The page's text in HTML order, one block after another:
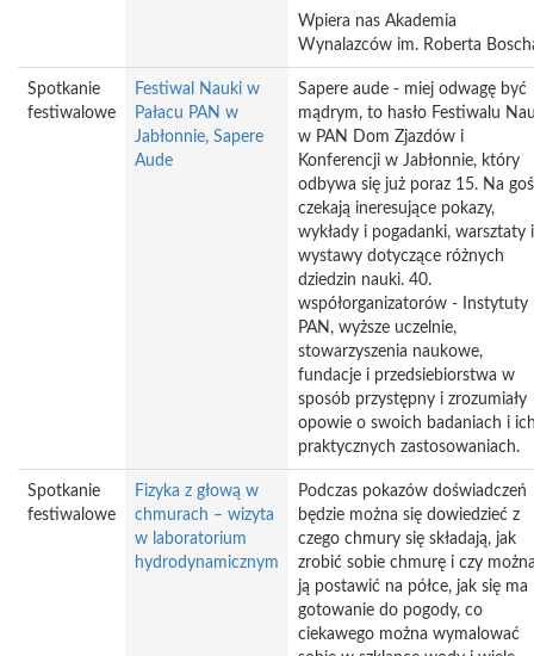
Wpiera nas Akademia
Wynalazców im. Roberta
Spotkanie
festiwalowe
Festiwal Nauki w
Pałacu PAN w
Jabłonnie, Sapere
Aude
Sapere aude - miej odwagę być
mądrym, to hasło Festiwalu
w PAN Dom Zjazdów i
Konferencji w Jabłonnie, który
odbywa się już poraz 15. Na
czekają ineresujące pokazy,
wykłady i pogadanki, warsztaty i
wystawy dotyczące różnych
dziedzin nauki. 40.
współorganizatorów - Instytuty
PAN, wyższe uczelnie,
stowarzyszenia naukowe,
fundacje i przedsiebiorstwa w
sposób przystępny i zrozumiały
opowie o swoich badaniach i
praktycznych zastosowaniach.
Spotkanie
festiwalowe
Fizyka z głową w
chmurach – wizyta
w laboratorium
hydrodynamicznym
Podczas pokazów doświadczeń
będzie można się dowiedzieć z
czego chmury się składają, jak
zrobić sobie chmurę i czy
ją postawić na półce, jak się ma
gotowanie do pogody, co
ciekawego można wymalować